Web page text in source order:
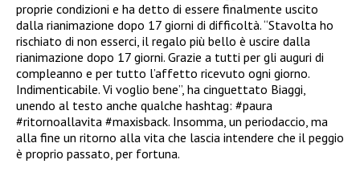
proprie condizioni e ha detto di essere finalmente uscito
dalla rianimazione dopo 17 giorni di difficoltà. “Stavolta ho
rischiato di non esserci, il regalo più bello è uscire dalla
rianimazione dopo 17 giorni. Grazie a tutti per gli auguri di
compleanno e per tutto l’affetto ricevuto ogni giorno.
Indimenticabile. Vi voglio bene”, ha cinguettato Biaggi,
unendo al testo anche qualche hashtag: #paura
#ritornoallavita #maxisback. Insomma, un periodaccio, ma
alla fine un ritorno alla vita che lascia intendere che il peggio
è proprio passato, per fortuna.